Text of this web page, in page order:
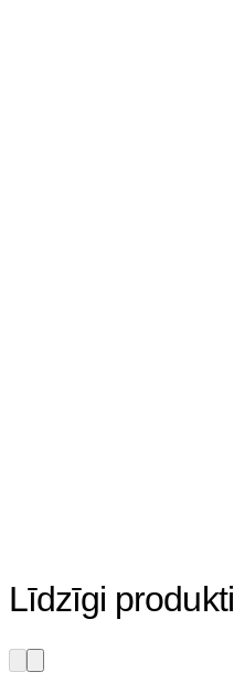
Līdzīgi produkti